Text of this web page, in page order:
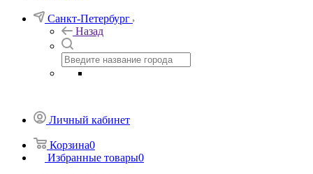
Санкт-Петербург
Назад
Личный кабинет
Корзина0
Избранные товары0